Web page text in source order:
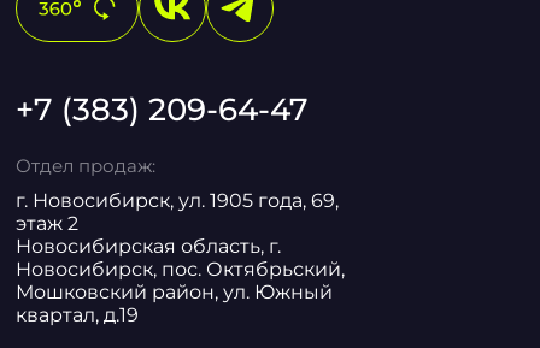
+7 (383) 209-64-47
Отдел продаж:
г. Новосибирск, ул. 1905 года, 69,
этаж 2
Новосибирская область, г.
Новосибирск, пос. Октябрьский,
Мошковский район, ул. Южный
квартал, д.19